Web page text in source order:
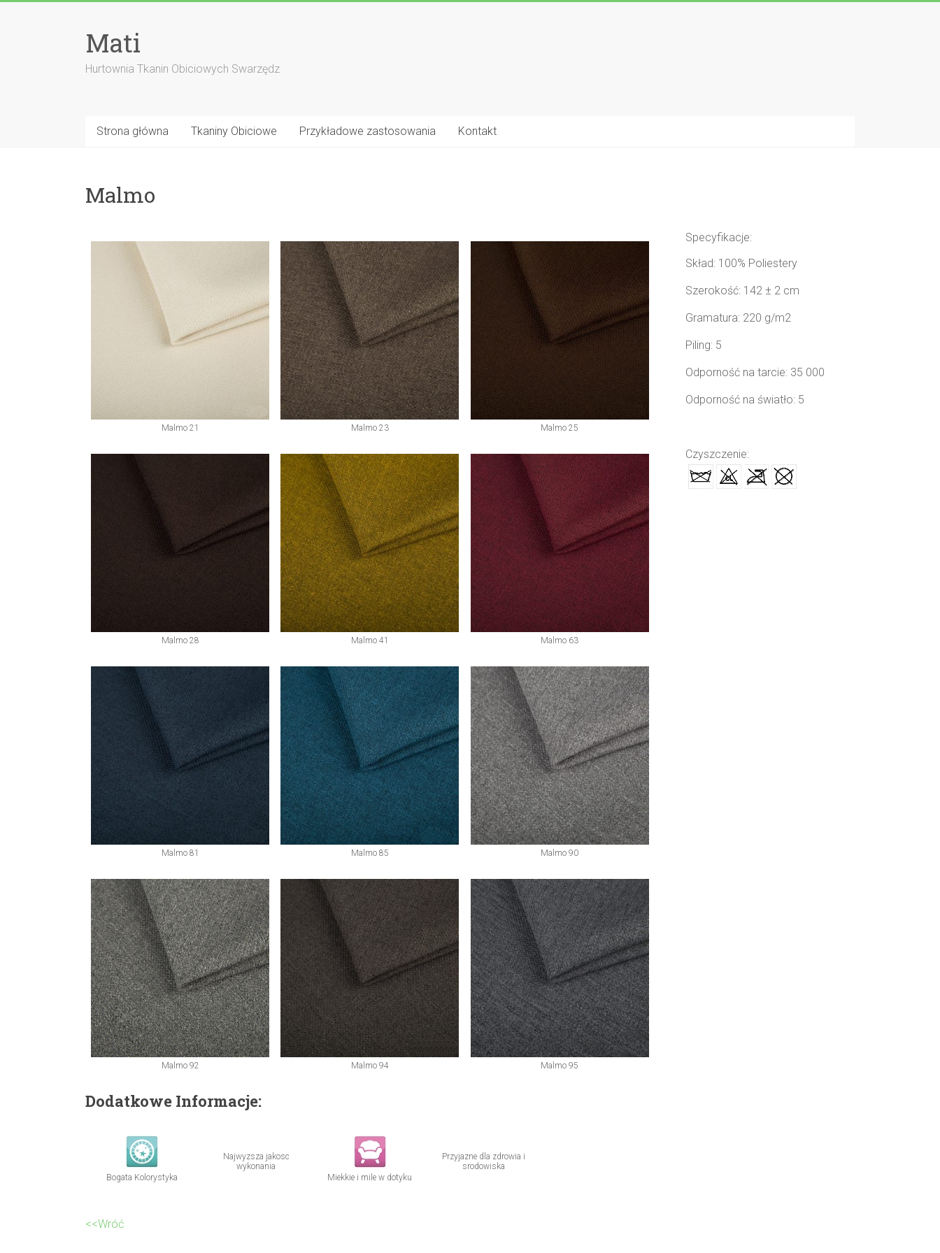
Mati
Hurtownia Tkanin Obiciowych Swarzędz
Strona główna Tkaniny Obiciowe Przykładowe zastosowania Kontakt
Malmo
Malmo 21 Malmo 23 Malmo 25
Malmo 28 Malmo 41 Malmo 63
Malmo 81 Malmo 85 Malmo 90
Malmo 92 Malmo 94 Malmo 95
Dodatkowe Informacje:
Bogata Kolorystyka
Najwyzsza jakosc
wykonania
Miekkie i mile w dotyku
Przyjazne dla zdrowia i
srodowiska
Specyfikacje:
Skład: 100% Poliestery
Szerokość: 142 ± 2 cm
Gramatura: 220 g/m2
Piling: 5
Odporność na tarcie: 35 000
Odporność na światło: 5
Czyszczenie:
<<Wróć